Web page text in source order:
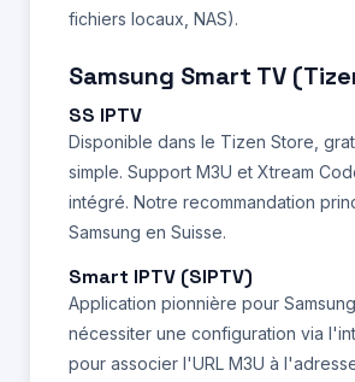
fichiers locaux, NAS).
Samsung Smart TV
SS IPTV
Disponible dans le Tizen Store,
simple. Support M3U et Xtream
intégré. Notre recommandation
Samsung en Suisse.
Smart IPTV (SIPTV)
Application pionnière pour
nécessiter une configuration via
pour associer l'URL M3U à